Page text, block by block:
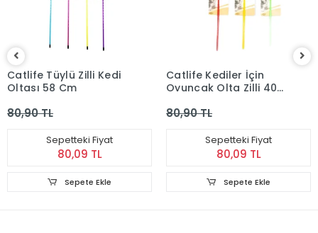
Catlife Tüylü Zilli Kedi
Oltası 58 Cm
80,90 TL
Sepetteki Fiyat
80,09 TL
Sepete Ekle
Catlife Kediler İçin
Oyuncak Olta Zilli 40
80,90 TL
Sepetteki Fiyat
80,09 TL
Sepete Ekle